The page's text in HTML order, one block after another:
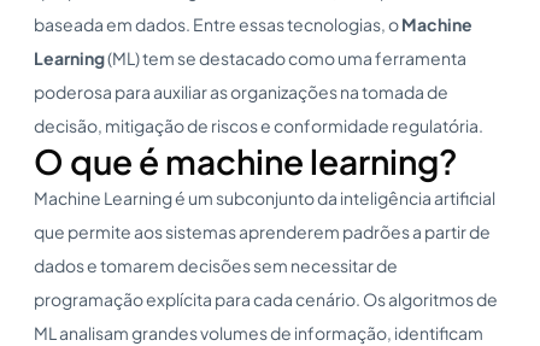
baseada em dados. Entre essas tecnologias, oMachine
Learning(ML) tem se destacado como uma ferramenta
poderosa para auxiliar as organizações na tomada de
decisão, mitigação de riscos e conformidade regulatória.
O que é machine learning?
Machine Learning é um subconjunto da inteligência artificial
que permite aos sistemas aprenderem padrões a partir de
dados e tomarem decisões sem necessitar de
programação explícita para cada cenário. Os algoritmos de
ML analisam grandes volumes de informação, identificam